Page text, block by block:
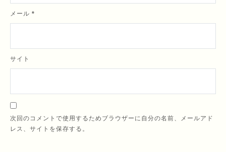
メール *
サイト
次回のコメントで使用するためブラウザーに自分の名前、メールアド
レス、サイトを保存する。